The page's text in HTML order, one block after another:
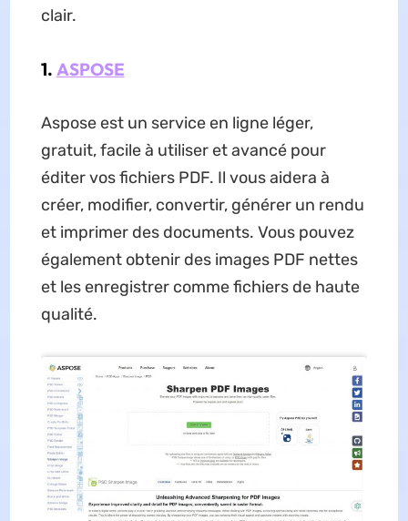
clair.
1. ASPOSE
Aspose est un service en ligne léger,
gratuit, facile à utiliser et avancé pour
éditer vos fichiers PDF. Il vous aidera à
créer, modifier, convertir, générer un rendu
et imprimer des documents. Vous pouvez
également obtenir des images PDF nettes
et les enregistrer comme fichiers de haute
qualité.